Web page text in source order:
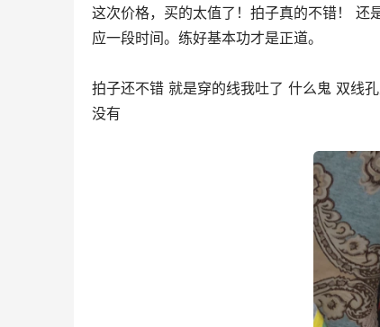
这次价格，买的太值了！拍子真的不错！ 还
应一段时间。练好基本功才是正道。
拍子还不错 就是穿的线我吐了 什么鬼 双线
没有